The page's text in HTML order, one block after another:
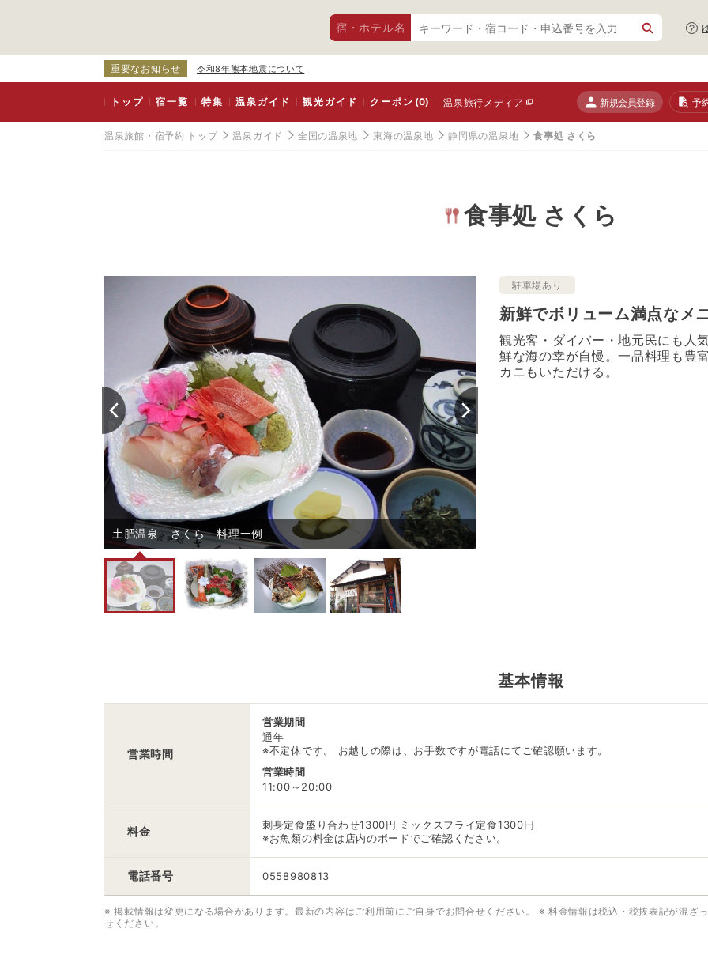
宿・ホテル名
重要なお知らせ 令和8年熊本地震について
トップ 宿一覧 特集 温泉ガイド 観光ガイド クーポン(0) 温泉旅行メディア 新規会員登録 予
温泉旅館・宿予約 トップ 温泉ガイド 全国の温泉地 東海の温泉地 静岡県の温泉地 食事処 さくら
食事処 さくら
土肥温泉 さくら 料理一例
駐車場あり
新鮮でボリューム満点なメ
観光客・ダイバー・地元民にも人
鮮な海の幸が自慢。一品料理も豊
カニもいただける。
基本情報
営業時間
営業期間
通年
※不定休です。 お越しの際は、お手数ですが電話にてご確認願います。
営業時間
11:00～20:00
料金
刺身定食盛り合わせ1300円 ミックスフライ定食1300円
※お魚類の料金は店内のボードでご確認ください。
電話番号 0558980813
※ 掲載情報は変更になる場合があります。最新の内容はご利用前にご自身でお問合せください。
※ 料金情報は税込・税抜表記が混ざ
せください。